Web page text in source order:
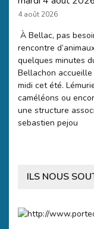
4 août 2026
À Bellac, pas
rencontre
quelques minutes
Bellachon
midi cet été.
caméléons ou
une structure
sebastien pejou
ILS NOUS